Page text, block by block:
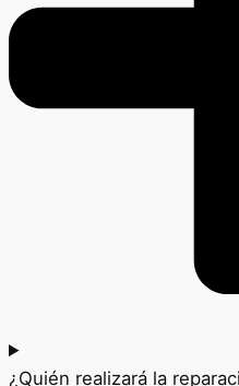
¿Quién realizará la